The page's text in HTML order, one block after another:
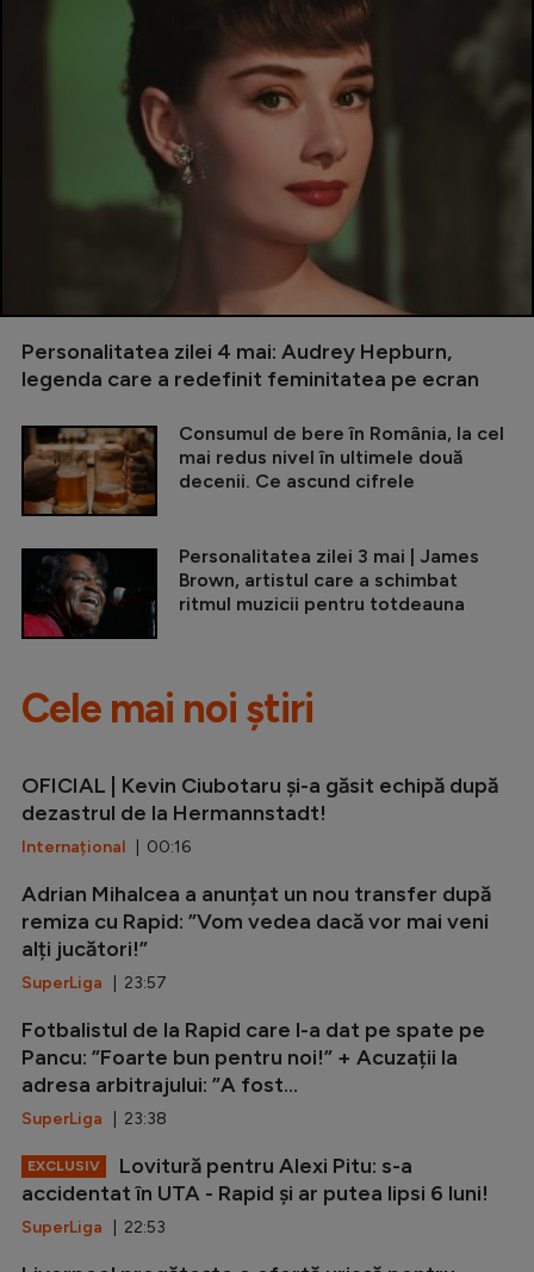
Personalitatea zilei 4 mai: Audrey Hepburn,
legenda care a redefinit feminitatea pe ecran
Consumul de bere în România, la cel
mai redus nivel în ultimele două
decenii. Ce ascund cifrele
Personalitatea zilei 3 mai | James
Brown, artistul care a schimbat
ritmul muzicii pentru totdeauna
Cele mai noi știri
OFICIAL | Kevin Ciubotaru și-a găsit echipă după
dezastrul de la Hermannstadt!
Internațional | 00:16
Adrian Mihalcea a anunțat un nou transfer după
remiza cu Rapid: ”Vom vedea dacă vor mai veni
alți jucători!”
SuperLiga | 23:57
Fotbalistul de la Rapid care l-a dat pe spate pe
Pancu: ”Foarte bun pentru noi!” + Acuzații la
adresa arbitrajului: ”A fost...
SuperLiga | 23:38
EXCLUSIV
Lovitură pentru Alexi Pitu: s-a
accidentat în UTA - Rapid și ar putea lipsi 6 luni!
SuperLiga | 22:53